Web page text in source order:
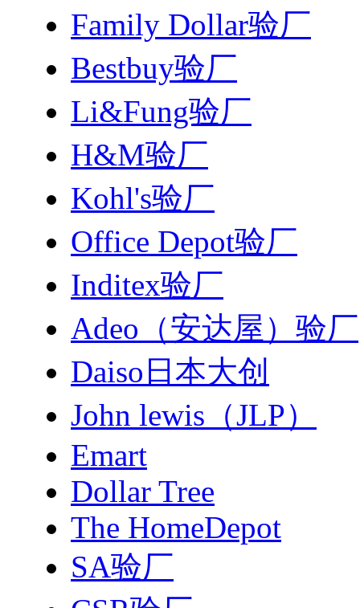
Family Dollar验厂
Bestbuy验厂
Li&Fung验厂
H&M验厂
Kohl's验厂
Office Depot验厂
Inditex验厂
Adeo（安达屋）验厂
Daiso日本大创
John lewis（JLP）
Emart
Dollar Tree
The HomeDepot
SA验厂